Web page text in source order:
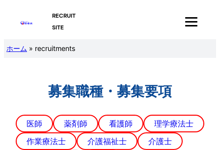
RECRUIT
SITE
ホーム » recruitments
募集職種・募集要項
医師 薬剤師 看護師
理学療法士
作業療法士
介護福祉士
介護士